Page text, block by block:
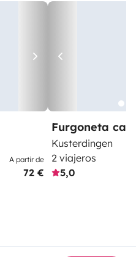
A partir de
72 €
Furgoneta
Kusterdingen
2 viajeros
5,0